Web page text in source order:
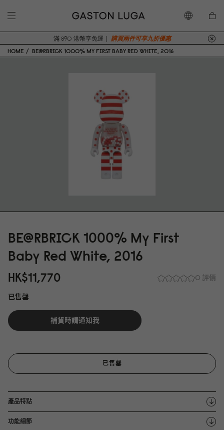
滿 890 港幣享免運｜ 購買兩件可享九折優惠
HOME
BE@RBRICK 1000% MY FIRST BABY RED WHITE, 2016
BE@RBRICK 1000% My First
Baby Red White, 2016
0 評價
HK$11,770
已售罄
補貨時請通知我
已售罄
產品特點
功能細節